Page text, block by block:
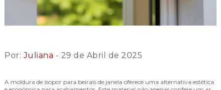
Por:Juliana - 29 de Abril de 2025
A moldura de isopor para beirais de janela oferece uma alternativa estética